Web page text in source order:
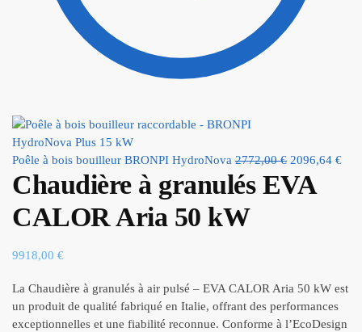
Poêle à bois bouilleur BRONPI HydroNova 2772,00€ 2096,64 €
Chaudière à granulés EVA
CALOR Aria 50 kW
9918,00 €
La Chaudière à granulés à air pulsé – EVA CALOR Aria 50 kW est
un produit de qualité fabriqué en Italie, offrant des performances
exceptionnelles et une fiabilité reconnue. Conforme à l’EcoDesign